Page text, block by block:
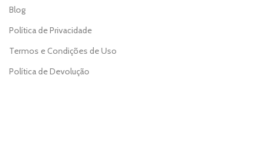
Blog
Política de Privacidade
Termos e Condições de Uso
Política de Devolução